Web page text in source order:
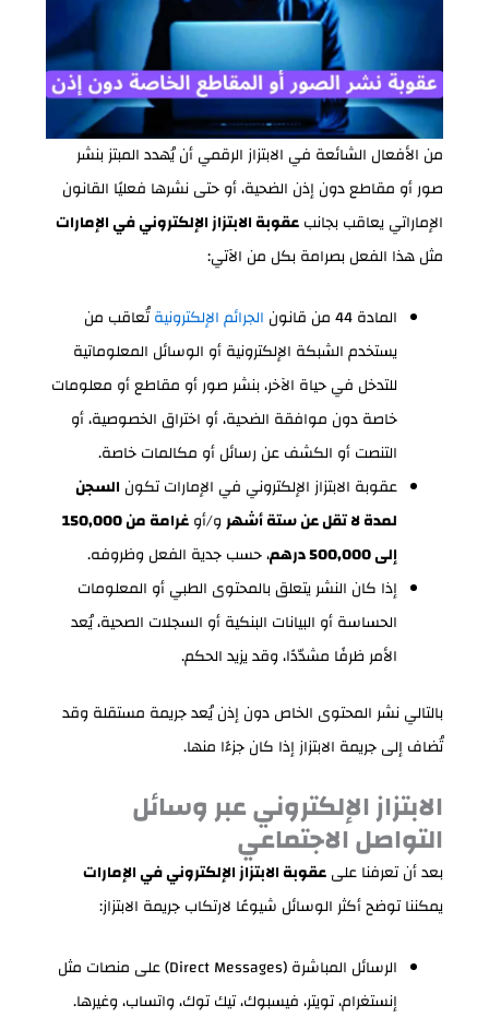
من الأفعال الشائعة في الابتزاز الرقمي أن يُهدد المبتز بنشر
صور أو مقاطع دون إذن الضحية، أو حتى نشرها فعليًا القانون
الإماراتي يعاقب بجانبعقوبة الابتزاز الإلكتروني في الإمارات
مثل هذا الفعل بصرامة بكل من الآتي:
المادة 44 من قانون الجرائم الإلكترونيةتُعاقب من
يستخدم الشبكة الإلكترونية أو الوسائل المعلوماتية
للتدخل في حياة الآخر، بنشر صور أو مقاطع أو معلومات
خاصة دون موافقة الضحية، أو اختراق الخصوصية، أو
التنصت أو الكشف عن رسائل أو مكالمات خاصة.
عقوبة الابتزاز الإلكتروني في الإمارات تكون السجن
لمدة لا تقل عن ستة أشهرو/أو
غرامة من 150,000
إلى 500,000 درهم
، حسب جدية الفعل وظروفه.
إذا كان النشر يتعلق بالمحتوى الطبي أو المعلومات
الحساسة أو البيانات البنكية أو السجلات الصحية، يُعد
الأمر ظرفًا مشدّدًا، وقد يزيد الحكم.
بالتالي نشر المحتوى الخاص دون إذن يُعد جريمة مستقلة وقد
تُضاف إلى جريمة الابتزاز إذا كان جزءًا منها.
الابتزاز الإلكتروني عبر وسائل
التواصل الاجتماعي
بعد أن تعرفنا علىعقوبة الابتزاز الإلكتروني في الإمارات
يمكننا توضح أكثر الوسائل شيوعًا لارتكاب جريمة الابتزاز:
الرسائل المباشرة (Direct Messages) على منصات مثل
إنستغرام، تويتر، فيسبوك، تيك توك، واتساب، وغيرها.